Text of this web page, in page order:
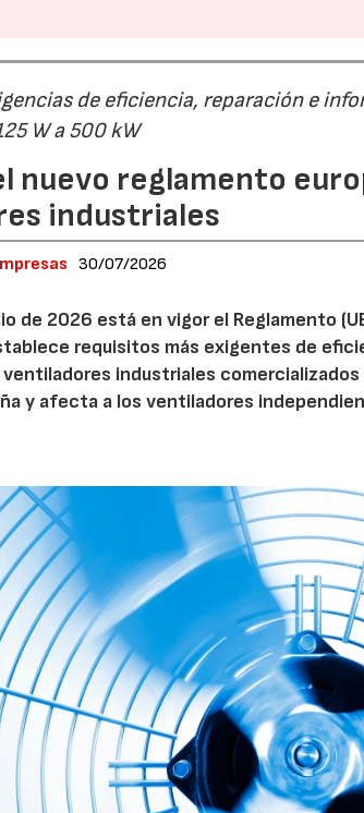
de eficiencia, reparación e
W a 500 kW
nuevo reglamento
industriales
30/07/2026
de 2026 está en vigor el Reglamento
requisitos más exigentes de
industriales
y afecta a los ventiladores